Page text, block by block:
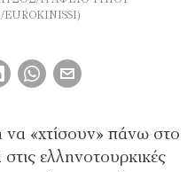
«χτίσουν» πάνω στο
ελληνοτουρκικές